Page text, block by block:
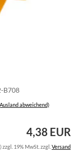
B708
abweichend)
4,38 EUR
19% MwSt. zzgl. Versand